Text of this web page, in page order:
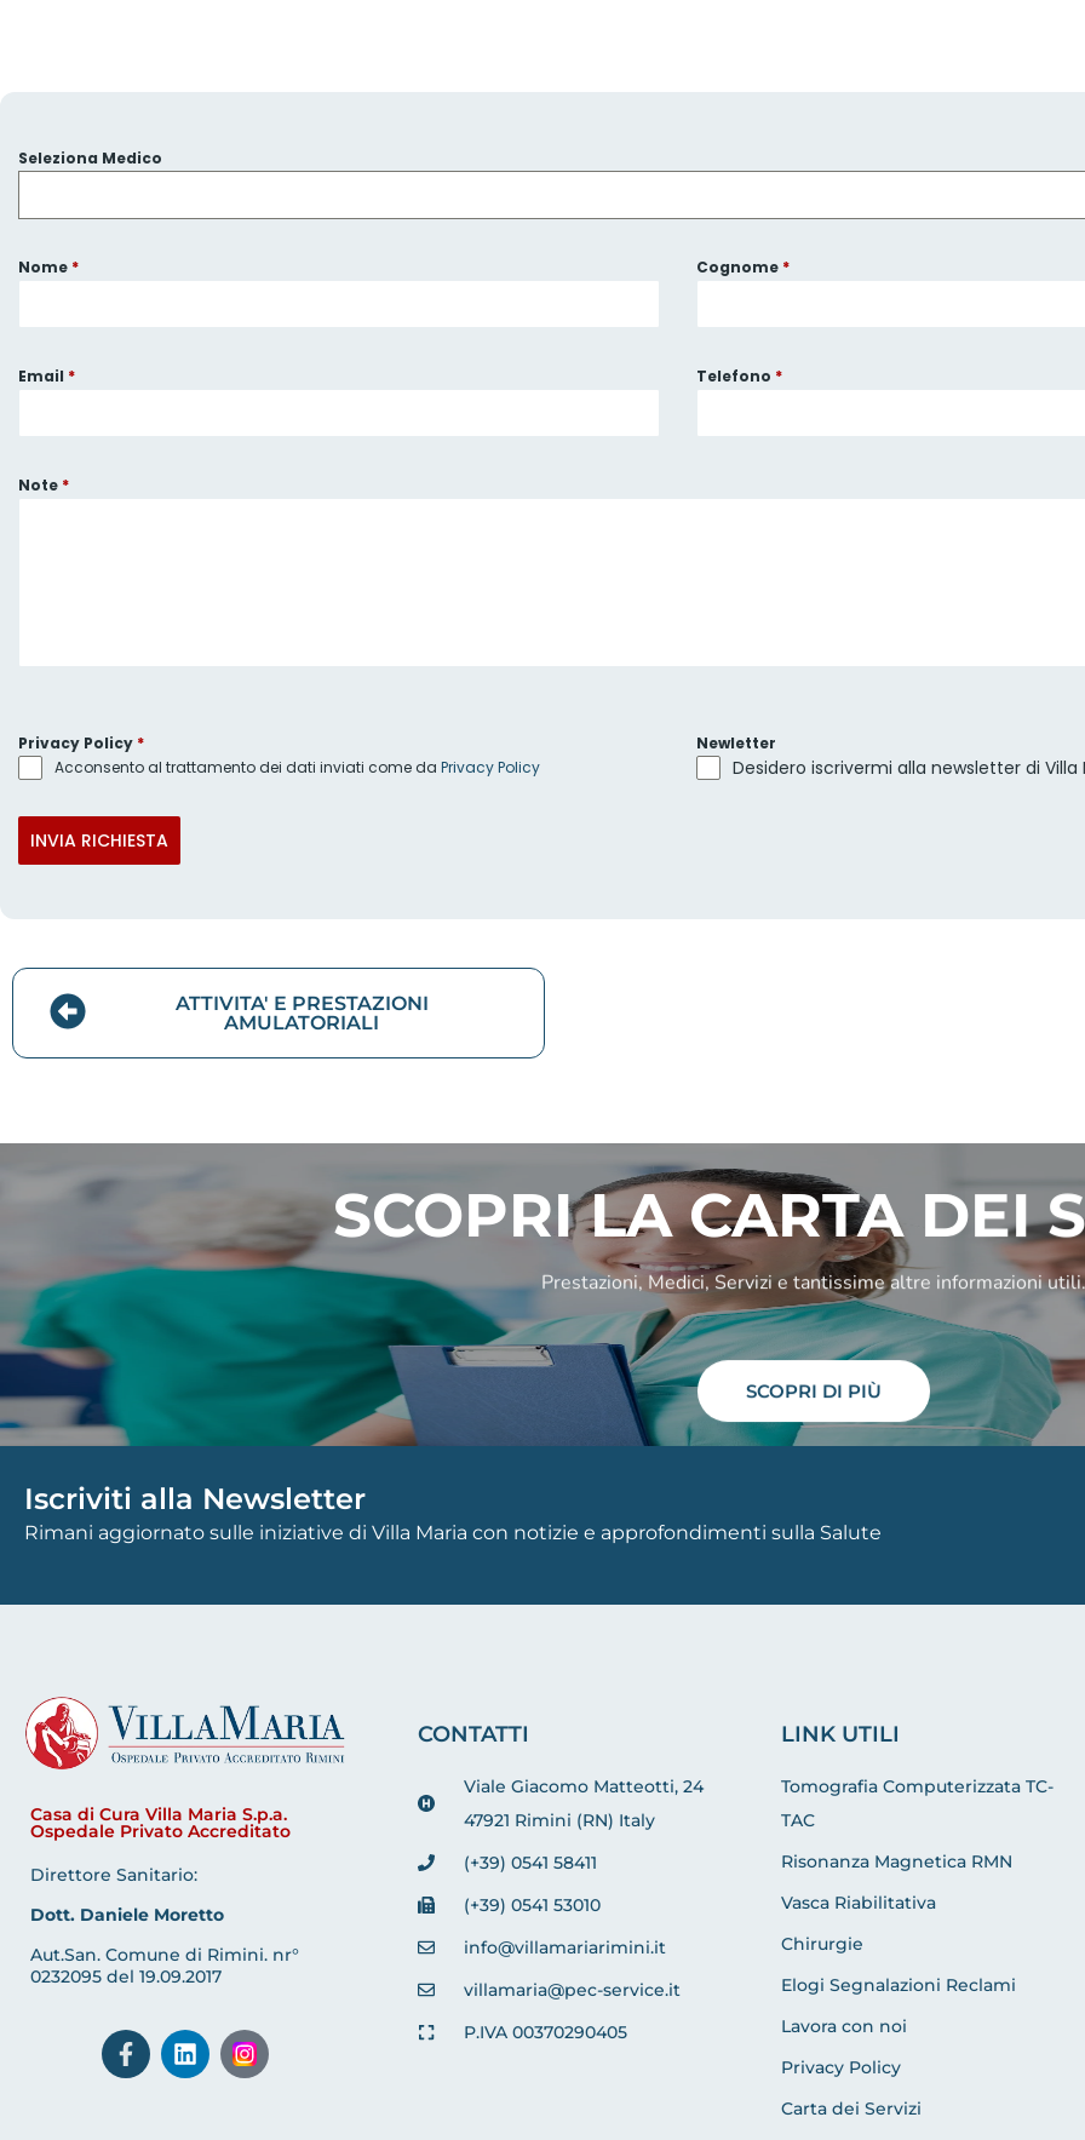
Seleziona Medico
Nome * Cognome *
Email * Telefono *
Note *
Privacy Policy *
Acconsento al trattamento dei dati inviati come da Privacy Policy
Newletter
Desidero iscrivermi alla newsletter di Villa
INVIA RICHIESTA
ATTIVITA' E PRESTAZIONI
AMULATORIALI
SCOPRI LA CARTA DEI
Prestazioni, Medici, Servizi e tantissime altre informazioni utili.
SCOPRI DI PIÙ
Iscriviti alla Newsletter
Rimani aggiornato sulle iniziative di Villa Maria con notizie e approfondimenti sulla Salute
Casa di Cura Villa Maria S.p.a.
Ospedale Privato Accreditato
Direttore Sanitario:
Dott. Daniele Moretto
Aut.San. Comune di Rimini. nr°
0232095 del 19.09.2017
CONTATTI
Viale Giacomo Matteotti, 24
47921 Rimini (RN) Italy
(+39) 0541 58411
(+39) 0541 53010
info@villamariarimini.it
villamaria@pec-service.it
P.IVA 00370290405
LINK UTILI
Tomografia Computerizzata TC-
TAC
Risonanza Magnetica RMN
Vasca Riabilitativa
Chirurgie
Elogi Segnalazioni Reclami
Lavora con noi
Privacy Policy
Carta dei Servizi